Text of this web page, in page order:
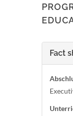
Fact